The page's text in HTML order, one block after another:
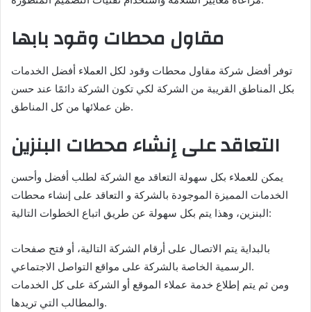
مقاول محطات وقود بابها
توفر أفضل شركة مقاول محطات وقود لكل العملاء أفضل الخدمات
بكل المناطق القريبة من الشركة لكي تكون الشركة دائمًا عند حسن
ظن عملائها من كل المناطق.
التعاقد على إنشاء محطات البنزين
يمكن للعملاء بكل سهولة التعاقد مع الشركة لطلب أفضل وأحسن
الخدمات المميزة الموجودة بالشركة و التعاقد على إنشاء محطات
البنزين، وهذا يتم بكل سهولة عن طريق اتباع الخطوات التالية:
بالبداية يتم الاتصال على أرقام الشركة التالية، أو فتح صفحات
الرسمية الخاصة بالشركة على مواقع التواصل الاجتماعي.
ومن ثم يتم إطلاع خدمة عملاء الموقع أو الشركة على كل الخدمات
والمطالب التي تريدها.